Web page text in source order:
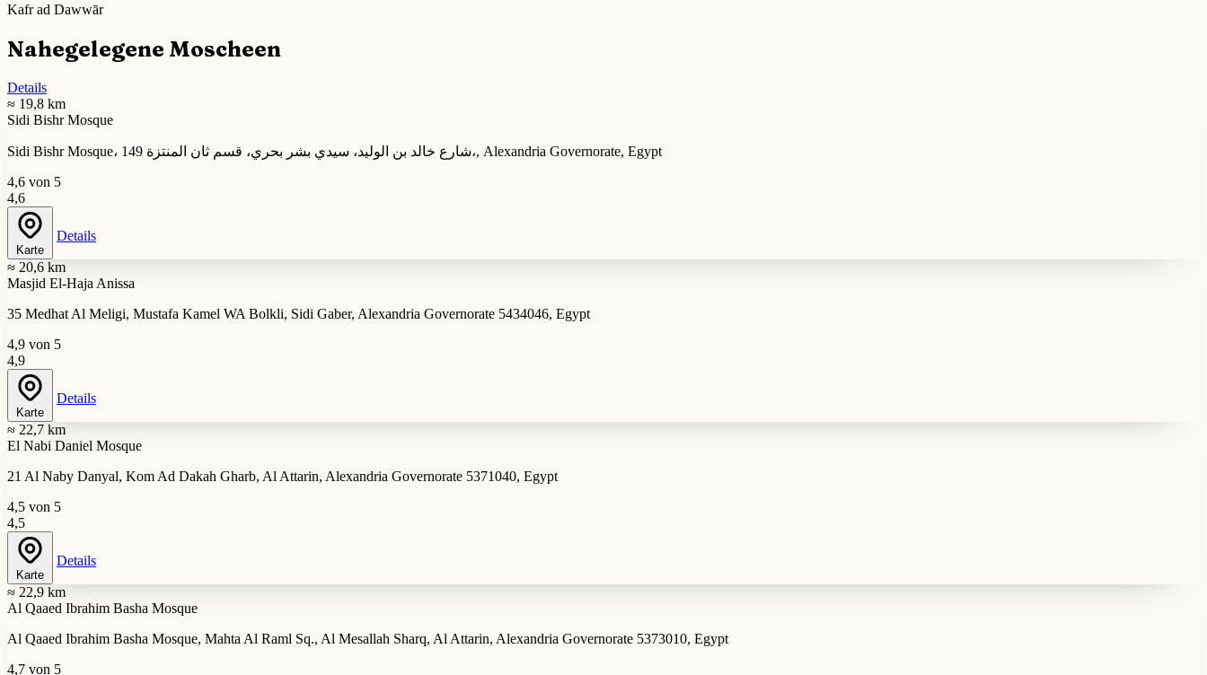
Kafr ad Dawwār
Nahegelegene Moscheen
Details
≈ 19,8 km
Sidi Bishr Mosque
Sidi Bishr Mosque، 149 شارع خالد بن الوليد، سيدي بشر بحري، قسم ثان المنتزة،, Alexandria Governorate, Egypt
4,6 von 5
4,6
Karte
Details
≈ 20,6 km
Masjid El-Haja Anissa
35 Medhat Al Meligi, Mustafa Kamel WA Bolkli, Sidi Gaber, Alexandria Governorate 5434046, Egypt
4,9 von 5
4,9
Karte
Details
≈ 22,7 km
El Nabi Daniel Mosque
21 Al Naby Danyal, Kom Ad Dakah Gharb, Al Attarin, Alexandria Governorate 5371040, Egypt
4,5 von 5
4,5
Karte
Details
≈ 22,9 km
Al Qaaed Ibrahim Basha Mosque
Al Qaaed Ibrahim Basha Mosque, Mahta Al Raml Sq., Al Mesallah Sharq, Al Attarin, Alexandria Governorate 5373010, Egypt
4,7 von 5